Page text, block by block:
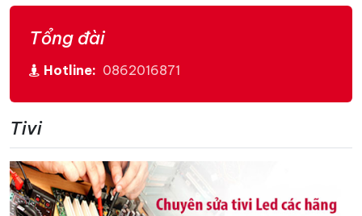
Tổng đài
Hotline: 0862016871
Tivi